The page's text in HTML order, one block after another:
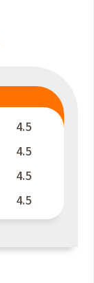
4.5
4.5
4.5
4.5